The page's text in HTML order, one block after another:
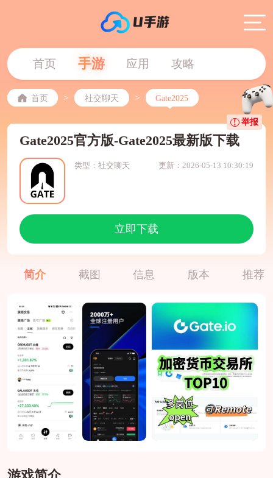
首页 手游 应用 攻略
首页 > 社交聊天 > Gate2025
Gate2025官方版-Gate2025最新版下载
类型：社交聊天 更新：2026-05-13 10:30:19
立即下载
举报
简介 截图 信息 版本 推荐